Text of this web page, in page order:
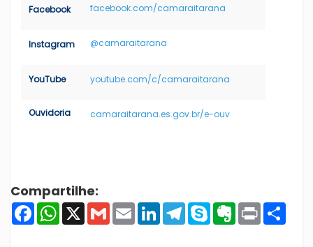
Facebook facebook.com/camaraitarana
Instagram @camaraitarana
YouTube youtube.com/c/camaraitarana
Ouvidoria camaraitarana.es.gov.br/e-ouv
Compartilhe:
FacebookWhatsApp
X GmailEmail LinkedInTelegram
SkypeEvernote
Print